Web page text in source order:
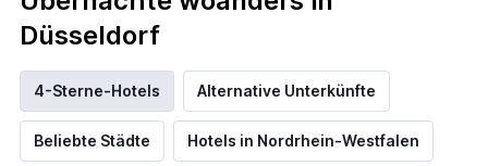
Düsseldorf
4-Sterne-Hotels Alternative Unterkünfte
Beliebte Städte Hotels in Nordrhein-Westfalen